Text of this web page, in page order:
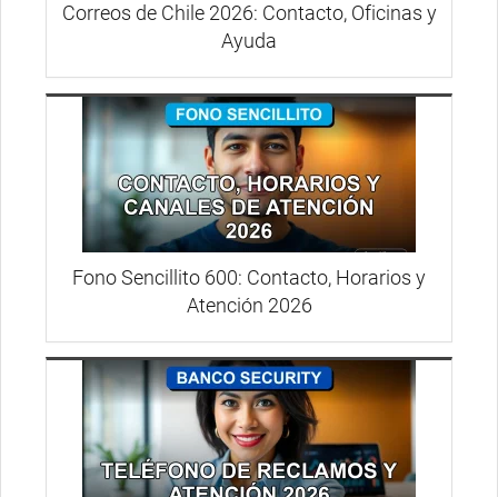
Correos de Chile 2026: Contacto, Oficinas y
Ayuda
Fono Sencillito 600: Contacto, Horarios y
Atención 2026